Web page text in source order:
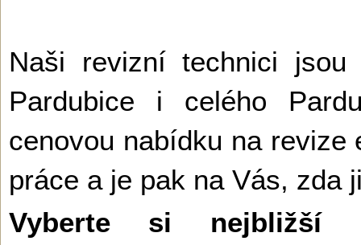
Naši revizní technici
Pardubice i celého
cenovou nabídku na
práce a je pak na Vás, zda
Vyberte si nejbližší